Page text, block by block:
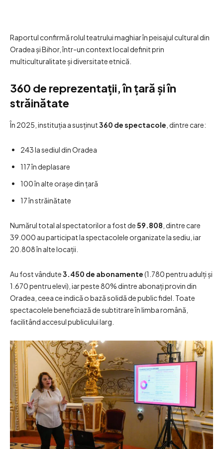
Raportul confirmă rolul teatrului maghiar în peisajul cultural din
Oradea și Bihor, într-un context local definit prin
multiculturalitate și diversitate etnică.
360 de reprezentații, în țară și în
străinătate
În 2025, instituția a susținut360 de spectacole , dintre care:
243 la sediul din Oradea
117 în deplasare
100 în alte orașe din țară
17 în străinătate
Numărul total al spectatorilor a fost de59.808 , dintre care
39.000 au participat la spectacolele organizate la sediu, iar
20.808 în alte locații.
Au fost vândute3.450 de abonamente(1.780 pentru adulți și
1.670 pentru elevi), iar peste 80% dintre abonați provin din
Oradea, ceea ce indică o bază solidă de public fidel. Toate
spectacolele beneficiază de subtitrare în limba română,
facilitând accesul publicului larg.